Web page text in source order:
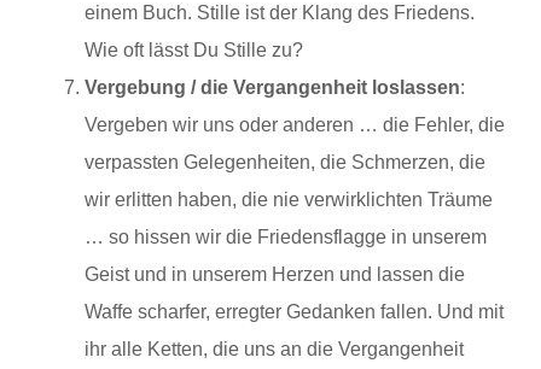
einem Buch. Stille ist der Klang des Friedens.
Wie oft lässt Du Stille zu?
Vergebung / die Vergangenheit loslassen:
Vergeben wir uns oder anderen … die Fehler, die
verpassten Gelegenheiten, die Schmerzen, die
wir erlitten haben, die nie verwirklichten Träume
… so hissen wir die Friedensflagge in unserem
Geist und in unserem Herzen und lassen die
Waffe scharfer, erregter Gedanken fallen. Und mit
ihr alle Ketten, die uns an die Vergangenheit